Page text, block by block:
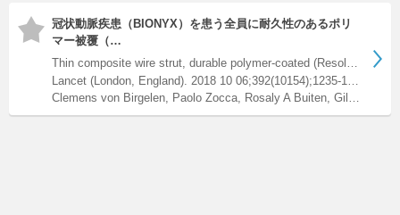
冠状動脈疾患（BIONYX）を患う全員に耐久性のあるポリ
マー被覆（…
Thin composite wire strut, durable polymer-coated (Resolute …
Lancet (London, England). 2018 10 06;392(10154);1235-1245. pii: S0140-6736(18)32001-4.
Clemens von Birgelen, Paolo Zocca, Rosaly A Buiten, Gillian A J Jessurun, Carl E Schotborgh, Ariel Roguin, Peter W Danse, Edouard Benit, Adel Aminian, K Gert van Houwelingen, Rutger L Anthonio, Martin G Stoel, Samer Somi, Marc Hartmann, Gerard C M Linssen, Carine J M Doggen, Marlies M Kok